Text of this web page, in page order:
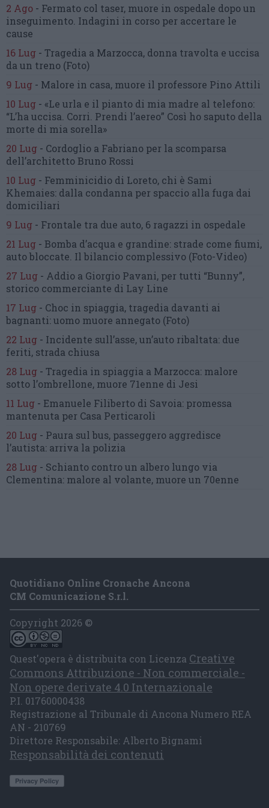
2 Ago - Fermato col taser, muore in ospedale dopo un
inseguimento. Indagini in corso per accertare le
cause
16 Lug - Tragedia a Marzocca, donna travolta e uccisa
da un treno (Foto)
9 Lug - Malore in casa, muore il professore Pino Attili
10 Lug - «Le urla e il pianto di mia madre al telefono:
“L’ha uccisa. Corri. Prendi l’aereo” Così ho saputo della
morte di mia sorella»
20 Lug - Cordoglio a Fabriano per la scomparsa
dell’architetto Bruno Rossi
10 Lug - Femminicidio di Loreto, chi è Sami
Khemaies: dalla condanna per spaccio alla fuga dai
domiciliari
9 Lug - Frontale tra due auto, 6 ragazzi in ospedale
21 Lug - Bomba d’acqua e grandine: strade come fiumi,
auto bloccate. Il bilancio complessivo (Foto-Video)
27 Lug - Addio a Giorgio Pavani, per tutti “Bunny”,
storico commerciante di Lay Line
17 Lug - Choc in spiaggia, tragedia davanti ai
bagnanti:uomo muore annegato (Foto)
22 Lug - Incidente sull’asse, un’auto ribaltata: due
feriti, strada chiusa
28 Lug - Tragedia in spiaggia a Marzocca: malore
sotto l’ombrellone, muore 71enne di Jesi
11 Lug - Emanuele Filiberto di Savoia: promessa
mantenuta per Casa Perticaroli
20 Lug - Paura sul bus, passeggero aggredisce
l’autista: arriva la polizia
28 Lug - Schianto contro un albero lungo via
Clementina: malore al volante, muore un 70enne
Quotidiano Online Cronache Ancona
CM Comunicazione S.r.l.
Copyright 2026 ©
Quest'opera è distribuita con Licenza Creative
Commons Attribuzione - Non commerciale -
Non opere derivate 4.0 Internazionale
P.I. 01760000438
Registrazione al Tribunale di Ancona Numero REA
AN - 210769
Direttore Responsabile: Alberto Bignami
Responsabilità dei contenuti